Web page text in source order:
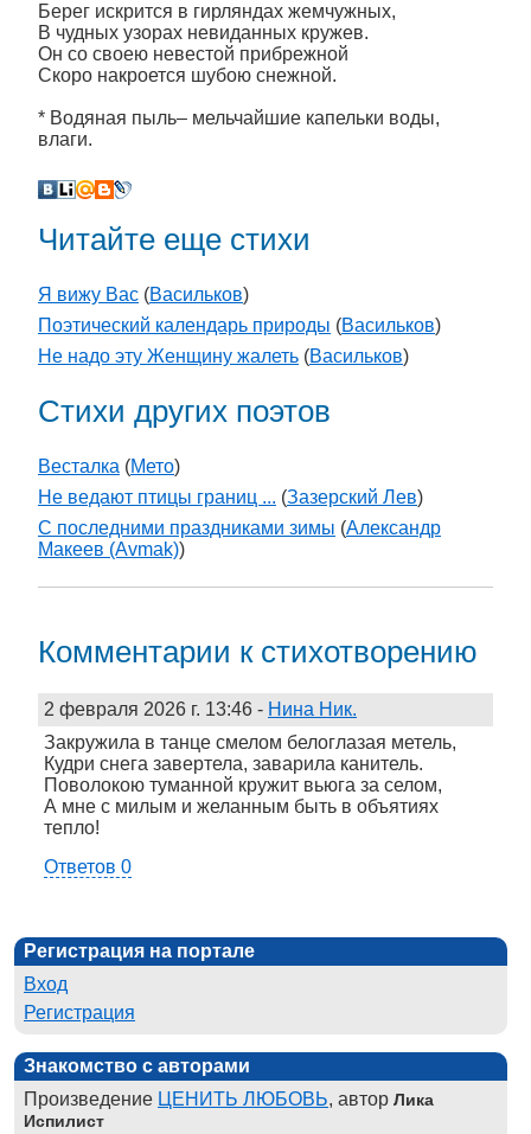
Берег искрится в гирляндах жемчужных,
В чудных узорах невиданных кружев.
Он со своею невестой прибрежной
Скоро накроется шубою снежной.
* Водяная пыль– мельчайшие капельки воды,
влаги.
Читайте еще стихи
Я вижу Вас (Васильков)
Поэтический календарь природы (Васильков)
Не надо эту Женщину жалеть (Васильков)
Стихи других поэтов
Весталка (Мето)
Не ведают птицы границ ... (Зазерский Лев)
С последними праздниками зимы (Александр
Макеев (Avmak))
Комментарии к стихотворению
2 февраля 2026 г. 13:46 - Нина Ник.
Закружила в танце смелом белоглазая метель,
Кудри снега завертела, заварила канитель.
Поволокою туманной кружит вьюга за селом,
А мне с милым и желанным быть в объятиях
тепло!
Ответов 0
Регистрация на портале
Вход
Регистрация
Знакомство с авторами
Произведение ЦЕНИТЬ ЛЮБОВЬ, автор Лика
Испилист